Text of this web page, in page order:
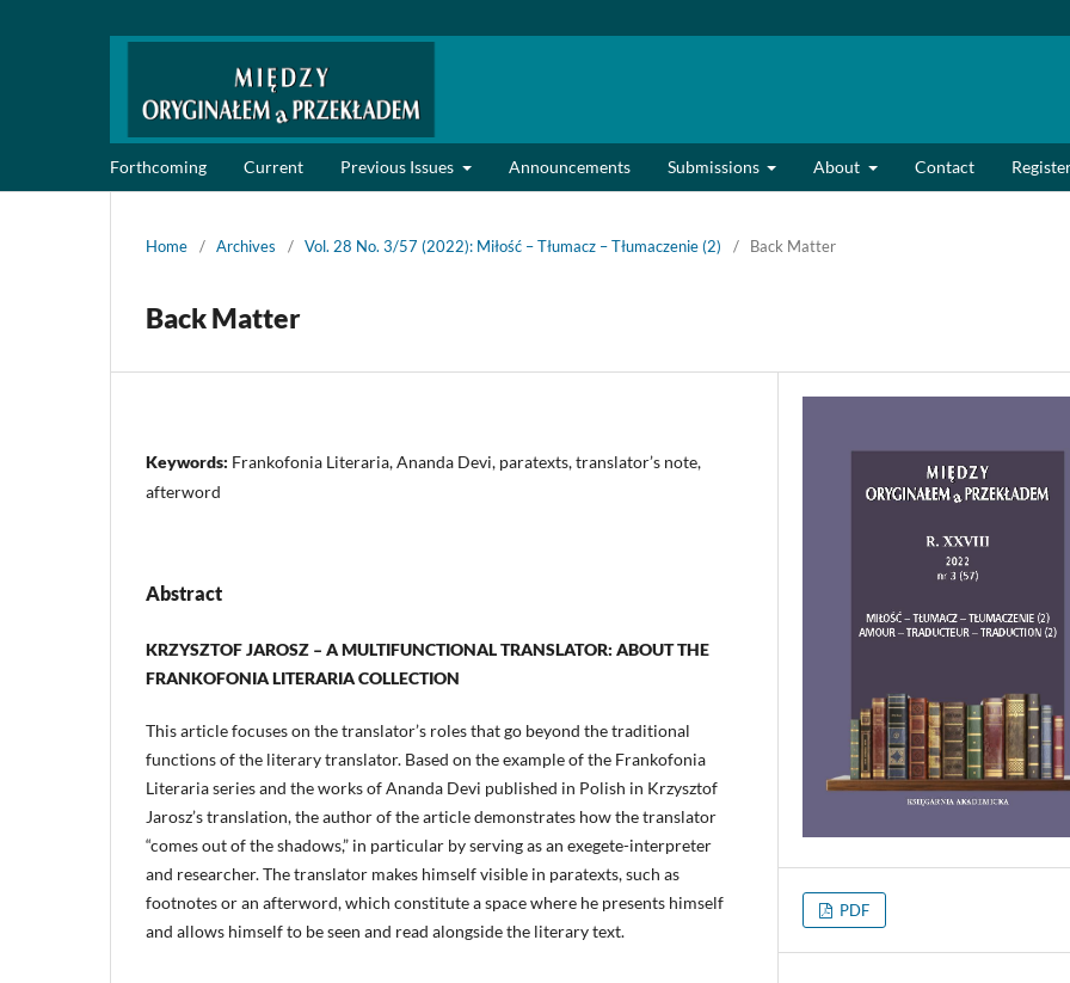
Forthcoming Current Previous Issues Announcements Submissions About Contact
Home / Archives / Vol. 28 No. 3/57 (2022): Miłość – Tłumacz – Tłumaczenie (2) / Back Matter
Back Matter
Keywords: Frankofonia Literaria, Ananda Devi, paratexts, translator’s note,
afterword
Abstract
KRZYSZTOF JAROSZ – A MULTIFUNCTIONAL TRANSLATOR: ABOUT THE
FRANKOFONIA LITERARIA COLLECTION
This article focuses on the translator’s roles that go beyond the traditional
functions of the literary translator. Based on the example of the Frankofonia
Literaria series and the works of Ananda Devi published in Polish in Krzysztof
Jarosz’s translation, the author of the article demonstrates how the translator
“comes out of the shadows,” in particular by serving as an exegete-interpreter
and researcher. The translator makes himself visible in paratexts, such as
footnotes or an afterword, which constitute a space where he presents himself
and allows himself to be seen and read alongside the literary text.
PDF